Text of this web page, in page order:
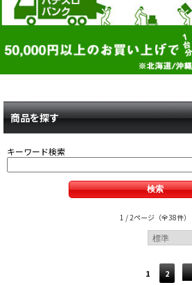
商品を探す
キーワード検索
1 / 2ページ （全38件）
1 2